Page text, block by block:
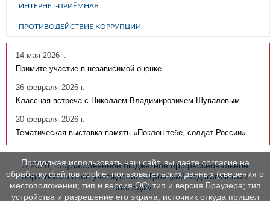
ИНТЕРНЕТ-ПРИЁМНАЯ
ПРОТИВОДЕЙСТВИЕ КОРРУПЦИИ
14 мая 2026 г.
Примите участие в независимой оценке
26 февраля 2026 г.
Классная встреча с Николаем Владимировичем Шуваловым
20 февраля 2026 г.
Тематическая выставка-память «Поклон тебе, солдат России»
© 2020, государственное бюджетное профессиональное
образовательное учреждение «Троицкий педагогический
колледж»
Продолжая использовать наш сайт, вы даете согласие на
обработку файлов cookie, пользовательских данных (сведения о
местоположении; тип и версия ОС; тип и версия Браузера; тип
устройства и разрешение его экрана; источник откуда пришел